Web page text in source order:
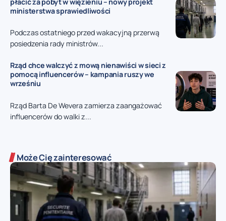
ministerstwa sprawiedliwości
Podczas ostatniego przed wakacyjną przerwą
posiedzenia rady ministrów...
Rząd chce walczyć z mową nienawiści w sieci z
pomocą influencerów – kampania ruszy we
wrześniu
Rząd Barta De Wevera zamierza zaangażować
influencerów do walki z...
Może Cię zainteresować